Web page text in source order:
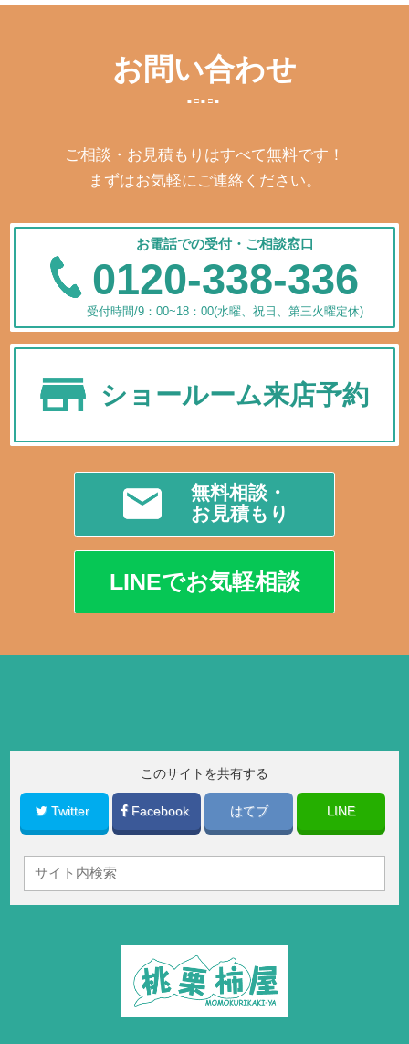
お問い合わせ
ご相談・お見積もりはすべて無料です！
まずはお気軽にご連絡ください。
お電話での受付・ご相談窓口
0120-338-336
受付時間/9：00~18：00(水曜、祝日、第三火曜定休)
ショールーム来店予約
無料相談・
お見積もり
LINEでお気軽相談
このサイトを共有する
Twitter Facebook はてブ LINE